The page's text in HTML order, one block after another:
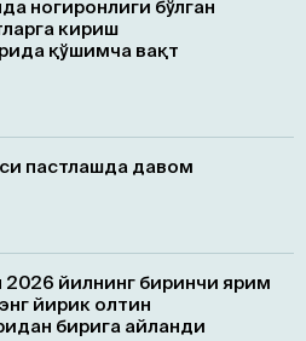
ногиронлиги бўлган
кириш
қўшимча вақт
пастлашда давом
2026 йилнинг биринчи ярим
йирик олтин
бирига айланди